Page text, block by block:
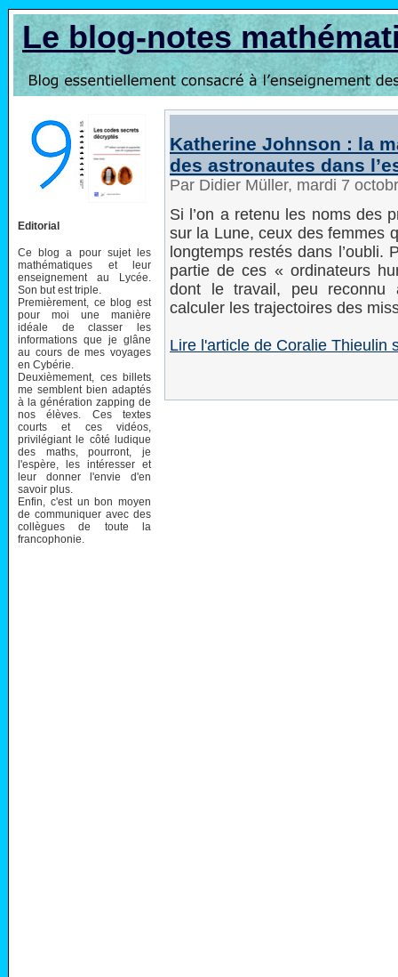
Le blog-notes
Editorial
Ce blog a pour sujet les
mathématiques et leur
enseignement au Lycée.
Son but est triple.
Premièrement, ce blog est
pour moi une manière
idéale de classer les
informations que je glâne
au cours de mes voyages
en Cybérie.
Deuxièmement, ces billets
me semblent bien adaptés
à la génération zapping de
nos élèves. Ces textes
courts et ces vidéos,
privilégiant le côté ludique
des maths, pourront, je
l'espère, les intéresser et
leur donner l'envie d'en
savoir plus.
Enfin, c'est un bon moyen
de communiquer avec des
collègues de toute la
francophonie.
Katherine Johnson : la
des astronautes dans
Par Didier Müller, mardi 7
Si l’on a retenu les noms des
sur la Lune, ceux des femmes
longtemps restés dans l’oubli.
partie de ces « ordinateurs
dont le travail, peu reconnu
calculer les trajectoires des
Lire l'article de Coralie Thieulin